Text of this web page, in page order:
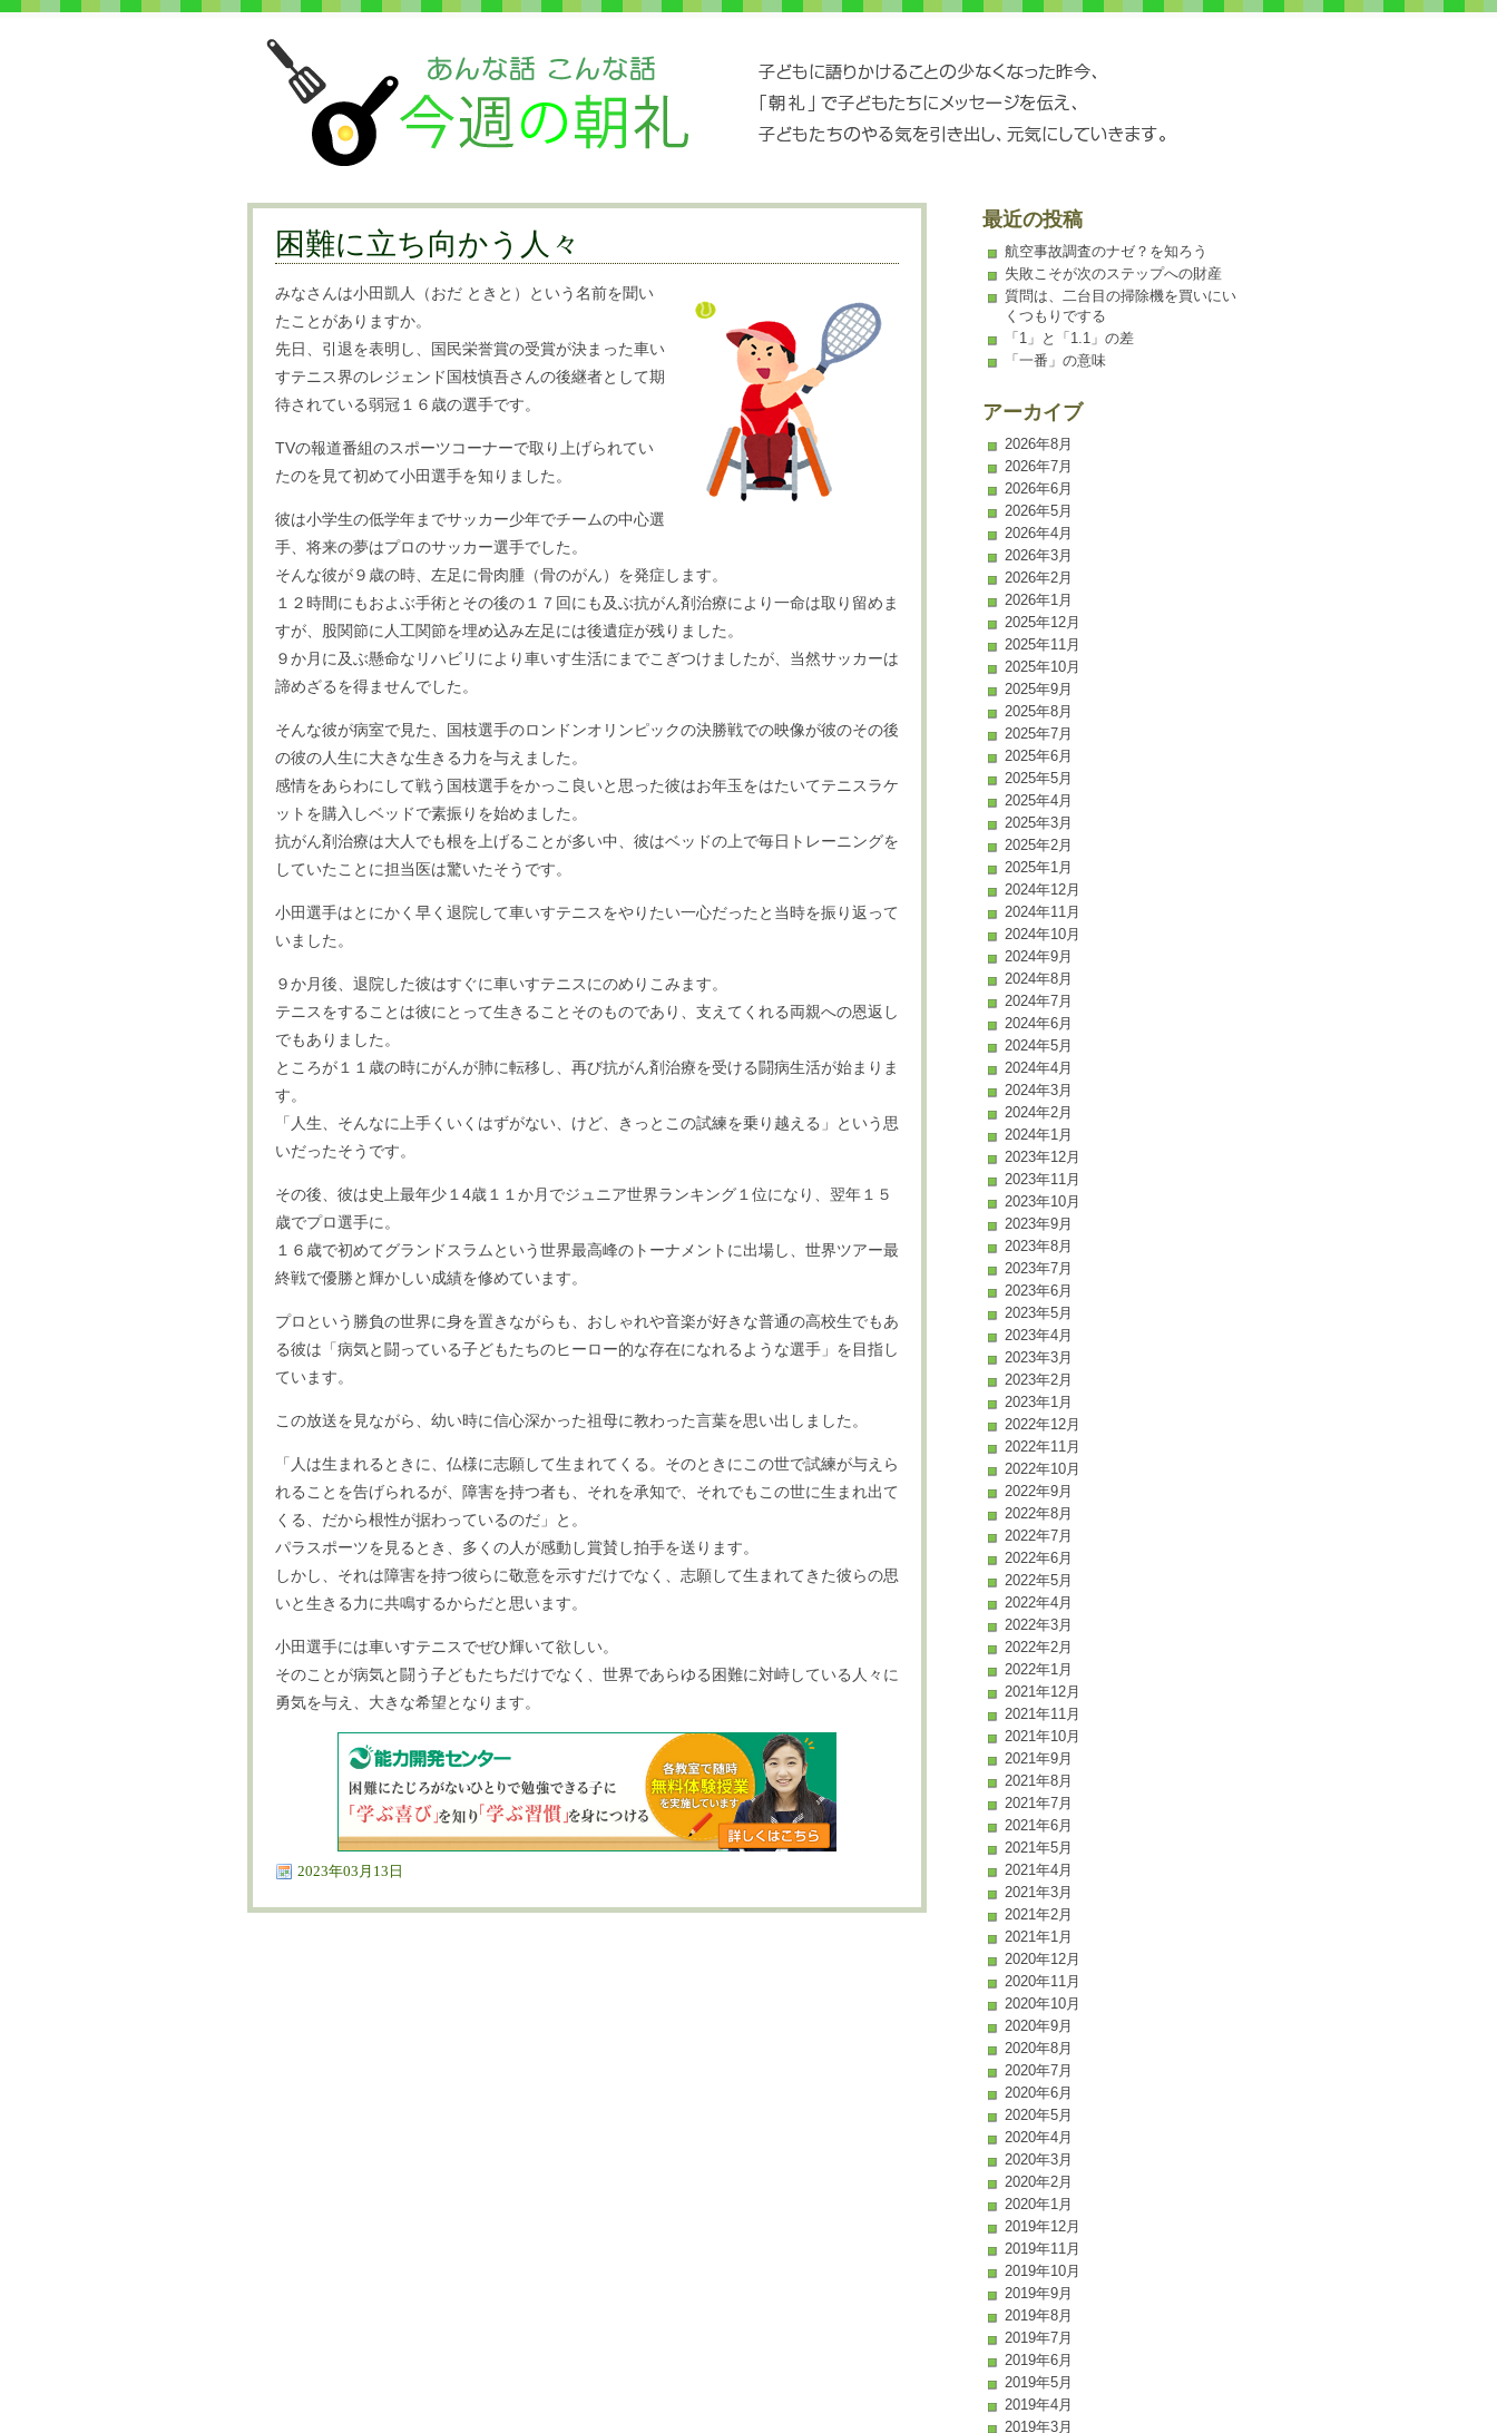
困難に立ち向かう人々
みなさんは小田凱人（おだ ときと）という名前を聞い
たことがありますか。
先日、引退を表明し、国民栄誉賞の受賞が決まった車い
すテニス界のレジェンド国枝慎吾さんの後継者として期
待されている弱冠１６歳の選手です。
TVの報道番組のスポーツコーナーで取り上げられてい
たのを見て初めて小田選手を知りました。
彼は小学生の低学年までサッカー少年でチームの中心選
手、将来の夢はプロのサッカー選手でした。
そんな彼が９歳の時、左足に骨肉腫（骨のがん）を発症します。
１２時間にもおよぶ手術とその後の１７回にも及ぶ抗がん剤治療により一命は取り留めま
すが、股関節に人工関節を埋め込み左足には後遺症が残りました。
９か月に及ぶ懸命なリハビリにより車いす生活にまでこぎつけましたが、当然サッカーは
諦めざるを得ませんでした。
そんな彼が病室で見た、国枝選手のロンドンオリンピックの決勝戦での映像が彼のその後
の彼の人生に大きな生きる力を与えました。
感情をあらわにして戦う国枝選手をかっこ良いと思った彼はお年玉をはたいてテニスラケ
ットを購入しベッドで素振りを始めました。
抗がん剤治療は大人でも根を上げることが多い中、彼はベッドの上で毎日トレーニングを
していたことに担当医は驚いたそうです。
小田選手はとにかく早く退院して車いすテニスをやりたい一心だったと当時を振り返って
いました。
９か月後、退院した彼はすぐに車いすテニスにのめりこみます。
テニスをすることは彼にとって生きることそのものであり、支えてくれる両親への恩返し
でもありました。
ところが１１歳の時にがんが肺に転移し、再び抗がん剤治療を受ける闘病生活が始まりま
す。
「人生、そんなに上手くいくはずがない、けど、きっとこの試練を乗り越える」という思
いだったそうです。
その後、彼は史上最年少１4歳１１か月でジュニア世界ランキング１位になり、翌年１５
歳でプロ選手に。
１６歳で初めてグランドスラムという世界最高峰のトーナメントに出場し、世界ツアー最
終戦で優勝と輝かしい成績を修めています。
プロという勝負の世界に身を置きながらも、おしゃれや音楽が好きな普通の高校生でもあ
る彼は「病気と闘っている子どもたちのヒーロー的な存在になれるような選手」を目指し
ています。
この放送を見ながら、幼い時に信心深かった祖母に教わった言葉を思い出しました。
「人は生まれるときに、仏様に志願して生まれてくる。そのときにこの世で試練が与えら
れることを告げられるが、障害を持つ者も、それを承知で、それでもこの世に生まれ出て
くる、だから根性が据わっているのだ」と。
パラスポーツを見るとき、多くの人が感動し賞賛し拍手を送ります。
しかし、それは障害を持つ彼らに敬意を示すだけでなく、志願して生まれてきた彼らの思
いと生きる力に共鳴するからだと思います。
小田選手には車いすテニスでぜひ輝いて欲しい。
そのことが病気と闘う子どもたちだけでなく、世界であらゆる困難に対峙している人々に
勇気を与え、大きな希望となります。
2023年03月13日
最近の投稿
航空事故調査のナゼ？を知ろう
失敗こそが次のステップへの財産
質問は、二台目の掃除機を買いにい
くつもりでする
「1」と「1.1」の差
「一番」の意味
アーカイブ
2026年8月
2026年7月
2026年6月
2026年5月
2026年4月
2026年3月
2026年2月
2026年1月
2025年12月
2025年11月
2025年10月
2025年9月
2025年8月
2025年7月
2025年6月
2025年5月
2025年4月
2025年3月
2025年2月
2025年1月
2024年12月
2024年11月
2024年10月
2024年9月
2024年8月
2024年7月
2024年6月
2024年5月
2024年4月
2024年3月
2024年2月
2024年1月
2023年12月
2023年11月
2023年10月
2023年9月
2023年8月
2023年7月
2023年6月
2023年5月
2023年4月
2023年3月
2023年2月
2023年1月
2022年12月
2022年11月
2022年10月
2022年9月
2022年8月
2022年7月
2022年6月
2022年5月
2022年4月
2022年3月
2022年2月
2022年1月
2021年12月
2021年11月
2021年10月
2021年9月
2021年8月
2021年7月
2021年6月
2021年5月
2021年4月
2021年3月
2021年2月
2021年1月
2020年12月
2020年11月
2020年10月
2020年9月
2020年8月
2020年7月
2020年6月
2020年5月
2020年4月
2020年3月
2020年2月
2020年1月
2019年12月
2019年11月
2019年10月
2019年9月
2019年8月
2019年7月
2019年6月
2019年5月
2019年4月
2019年3月